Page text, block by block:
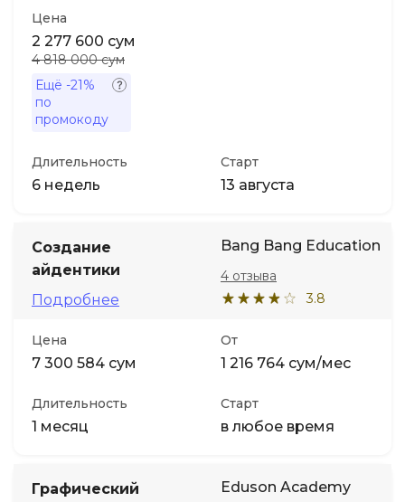
Цена
2 277 600 сум
4 818 000 сум
Ещё -21%
по
промокоду
Длительность
6 недель
Старт
13 августа
Создание
айдентики
Подробнее
Bang Bang Education
3.8
4 отзыва
Цена
7 300 584 сум
От
1 216 764 сум/мес
Длительность
1 месяц
Старт
в любое время
Графический
Eduson Academy